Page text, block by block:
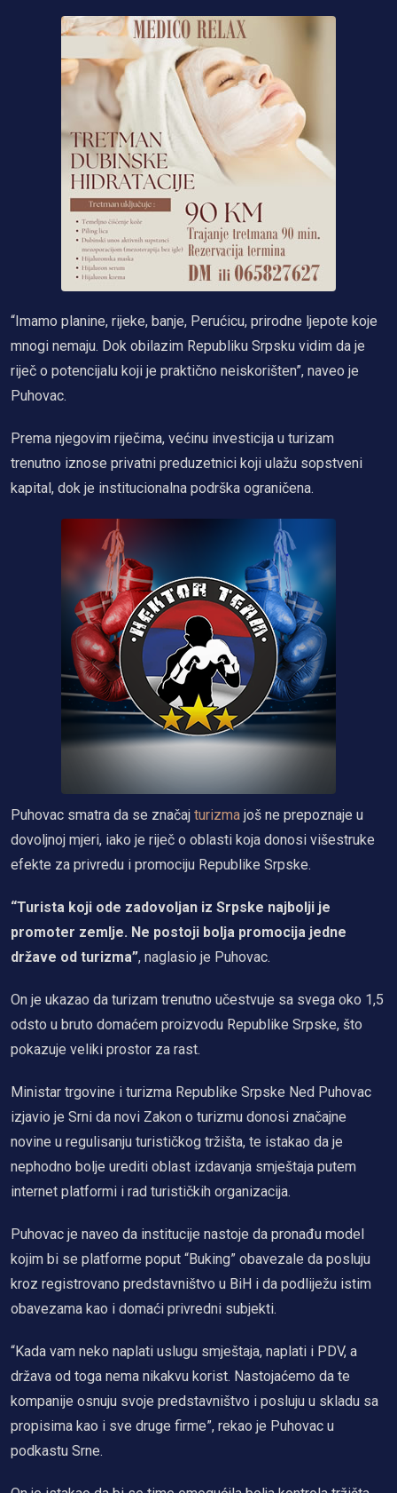
“Imamo planine, rijeke, banje, Perućicu, prirodne ljepote koje
mnogi nemaju. Dok obilazim Republiku Srpsku vidim da je
riječ o potencijalu koji je praktično neiskorišten”, naveo je
Puhovac.
Prema njegovim riječima, većinu investicija u turizam
trenutno iznose privatni preduzetnici koji ulažu sopstveni
kapital, dok je institucionalna podrška ograničena.
Puhovac smatra da se značaj turizma još ne prepoznaje u
dovoljnoj mjeri, iako je riječ o oblasti koja donosi višestruke
efekte za privredu i promociju Republike Srpske.
“Turista koji ode zadovoljan iz Srpske najbolji je
promoter zemlje. Ne postoji bolja promocija jedne
države od turizma”, naglasio je Puhovac.
On je ukazao da turizam trenutno učestvuje sa svega oko 1,5
odsto u bruto domaćem proizvodu Republike Srpske, što
pokazuje veliki prostor za rast.
Ministar trgovine i turizma Republike Srpske Ned Puhovac
izjavio je Srni da novi Zakon o turizmu donosi značajne
novine u regulisanju turističkog tržišta, te istakao da je
nephodno bolje urediti oblast izdavanja smještaja putem
internet platformi i rad turističkih organizacija.
Puhovac je naveo da institucije nastoje da pronađu model
kojim bi se platforme poput “Buking” obavezale da posluju
kroz registrovano predstavništvo u BiH i da podliježu istim
obavezama kao i domaći privredni subjekti.
“Kada vam neko naplati uslugu smještaja, naplati i PDV, a
država od toga nema nikakvu korist. Nastojaćemo da te
kompanije osnuju svoje predstavništvo i posluju u skladu sa
propisima kao i sve druge firme”, rekao je Puhovac u
podkastu Srne.